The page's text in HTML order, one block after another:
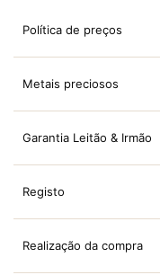
Política de preços
Metais preciosos
Garantia Leitão & Irmão
Registo
Realização da compra